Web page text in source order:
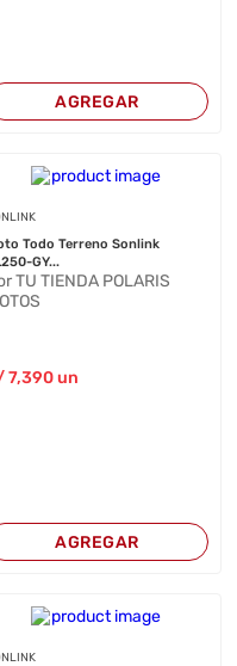
AGREGAR
Todo Terreno Sonlink
GY...
TU TIENDA POLARIS
7,390un
AGREGAR